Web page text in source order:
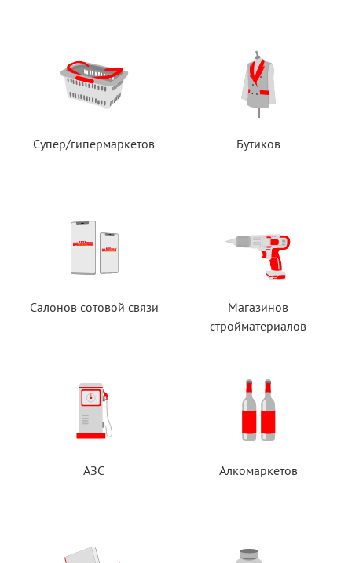
Супер/гипермаркетов Бутиков
Салонов сотовой связи
Магазинов
стройматериалов
АЗС Алкомаркетов